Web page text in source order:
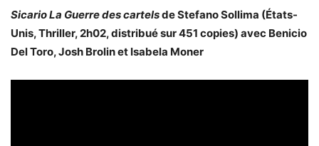
Sicario La Guerre des cartelsde Stefano Sollima (États-
Unis, Thriller, 2h02, distribué sur 451 copies) avec Benicio
Del Toro, Josh Brolin et Isabela Moner